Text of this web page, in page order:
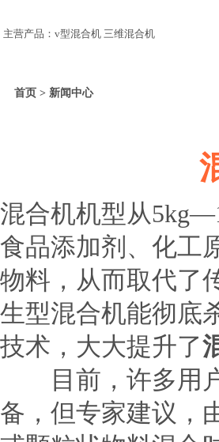
主营产品：v型混合机 三维混合机
首页 > 新闻中心
混合机机型从
食品添加剂、化工
物料，从而取代了
生型混合机能彻底
技术，大大提升了
目前，许多用户
备，但专家建议，